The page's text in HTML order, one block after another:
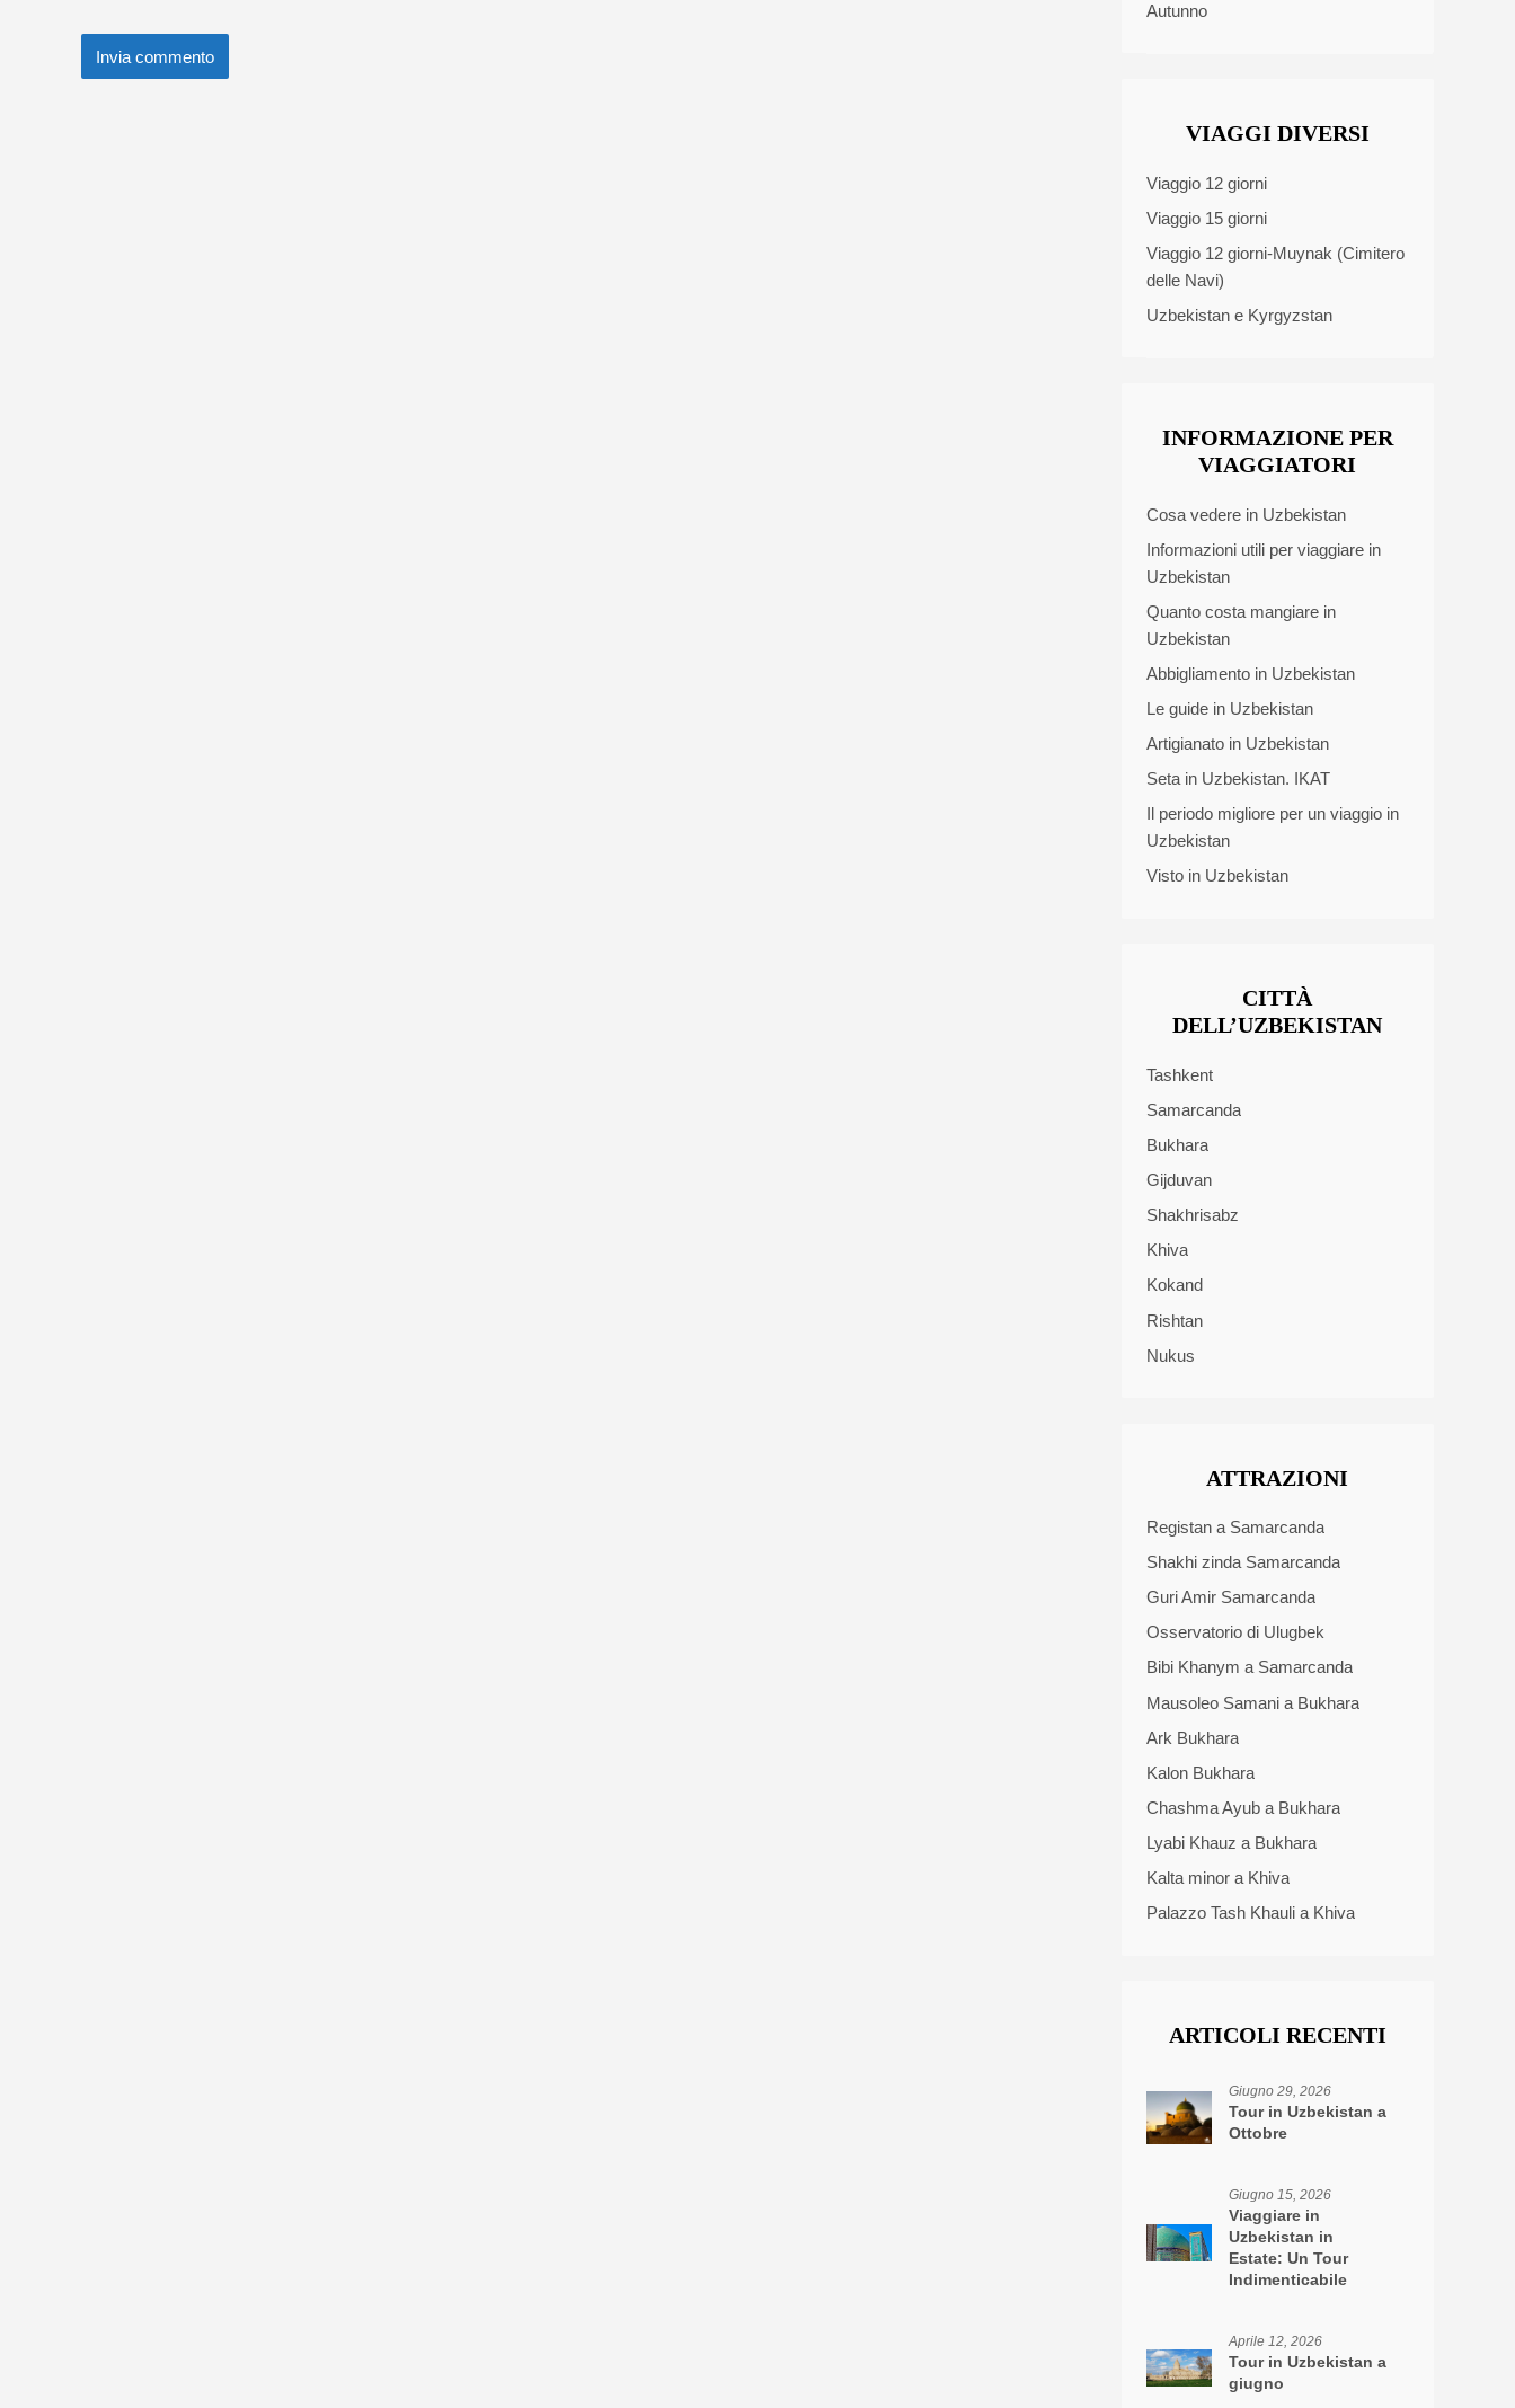
Autunno
VIAGGI DIVERSI
Viaggio 12 giorni
Viaggio 15 giorni
Viaggio 12 giorni-Muynak (Cimitero
delle Navi)
Uzbekistan e Kyrgyzstan
INFORMAZIONE PER
VIAGGIATORI
Cosa vedere in Uzbekistan
Informazioni utili per viaggiare in
Uzbekistan
Quanto costa mangiare in
Uzbekistan
Abbigliamento in Uzbekistan
Le guide in Uzbekistan
Artigianato in Uzbekistan
Seta in Uzbekistan. IKAT
Il periodo migliore per un viaggio in
Uzbekistan
Visto in Uzbekistan
CITTÀ
DELL’UZBEKISTAN
Tashkent
Samarcanda
Bukhara
Gijduvan
Shakhrisabz
Khiva
Kokand
Rishtan
Nukus
ATTRAZIONI
Registan a Samarcanda
Shakhi zinda Samarcanda
Guri Amir Samarcanda
Osservatorio di Ulugbek
Bibi Khanym a Samarcanda
Mausoleo Samani a Bukhara
Ark Bukhara
Kalon Bukhara
Chashma Ayub a Bukhara
Lyabi Khauz a Bukhara
Kalta minor a Khiva
Palazzo Tash Khauli a Khiva
ARTICOLI RECENTI
Giugno 29, 2026
Tour in Uzbekistan a
Ottobre
Giugno 15, 2026
Viaggiare in
Uzbekistan in
Estate: Un Tour
Indimenticabile
Aprile 12, 2026
Tour in Uzbekistan a
giugno